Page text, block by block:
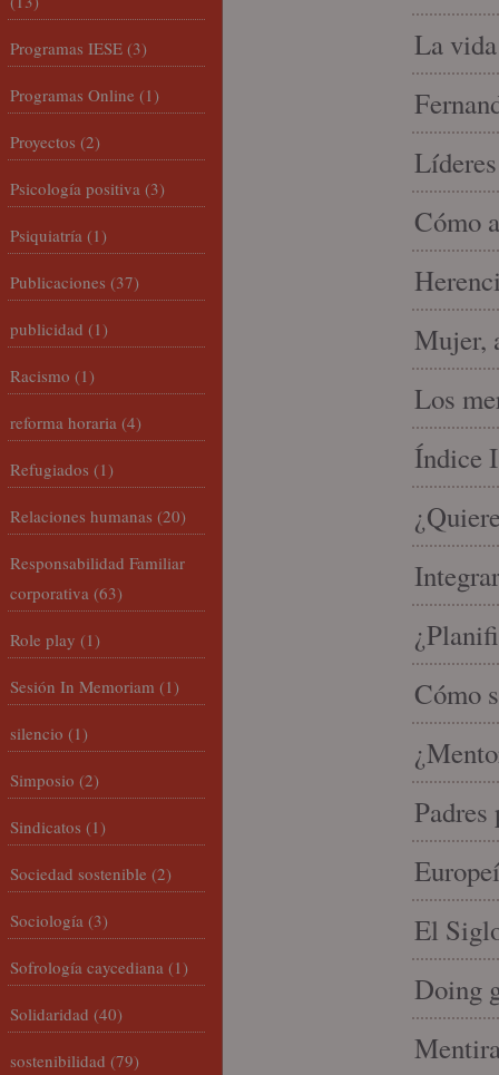
La
Cómo
Mujer,
Los
Índice
Cómo
Padres
El
Doing
Programas IESE (3)
Programas Online (1)
Proyectos (2)
Psicología positiva (3)
Psiquiatría (1)
Publicaciones (37)
publicidad (1)
Racismo (1)
reforma horaria (4)
Refugiados (1)
Relaciones humanas (20)
Responsabilidad Familiar
corporativa (63)
Role play (1)
Sesión In Memoriam (1)
silencio (1)
Simposio (2)
Sindicatos (1)
Sociedad sostenible (2)
Sociología (3)
Sofrología caycediana (1)
Solidaridad (40)
sostenibilidad (79)